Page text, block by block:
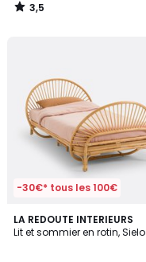
3,5
/
-30€* tous les 100€
LA REDOUTE INTERIEURS
Lit et sommier en rotin, Sielo
2
/